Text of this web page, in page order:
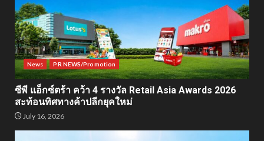
News PR NEWS/Promotion
ซีพี แอ็กซ์ตร้า คว้า 4 รางวัล Retail Asia Awards 2026
สะท้อนทิศทางค้าปลีกยุคใหม่
July 16, 2026